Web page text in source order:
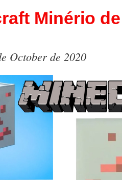
Minério de
October de 2020